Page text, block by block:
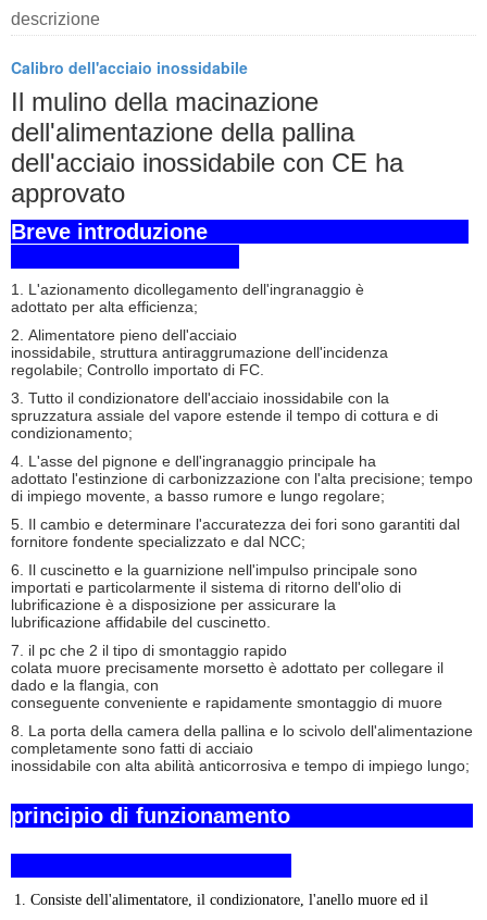
descrizione
Calibro dell'acciaio inossidabile
Il mulino della macinazione
dell'alimentazione della pallina
dell'acciaio inossidabile con CE ha
approvato
Breve introduzione
1. L'azionamento dicollegamento dell'ingranaggio è
adottato per alta efficienza;
2. Alimentatore pieno dell'acciaio
inossidabile, struttura antiraggrumazione dell'incidenza
regolabile; Controllo importato di FC.
3. Tutto il condizionatore dell'acciaio inossidabile con la
spruzzatura assiale del vapore estende il tempo di cottura e di
condizionamento;
4. L'asse del pignone e dell'ingranaggio principale ha
adottato l'estinzione di carbonizzazione con l'alta precisione; tempo
di impiego movente, a basso rumore e lungo regolare;
5. Il cambio e determinare l'accuratezza dei fori sono garantiti dal
fornitore fondente specializzato e dal NCC;
6. Il cuscinetto e la guarnizione nell'impulso principale sono
importati e particolarmente il sistema di ritorno dell'olio di
lubrificazione è a disposizione per assicurare la
lubrificazione affidabile del cuscinetto.
7. il pc che 2 il tipo di smontaggio rapido
colata muore precisamente morsetto è adottato per collegare il
dado e la flangia, con
conseguente conveniente e rapidamente smontaggio di muore
8. La porta della camera della pallina e lo scivolo dell'alimentazione
completamente sono fatti di acciaio
inossidabile con alta abilità anticorrosiva e tempo di impiego lungo;
principio di funzionamento
1. Consiste dell'alimentatore, il condizionatore, l'anello muore ed il